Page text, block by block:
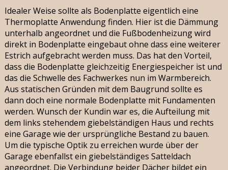
Idealer Weise sollte als Bodenplatte eigentlich eine
Thermoplatte Anwendung finden. Hier ist die Dämmung
unterhalb angeordnet und die Fußbodenheizung wird
direkt in Bodenplatte eingebaut ohne dass eine weiterer
Estrich aufgebracht werden muss. Das hat den Vorteil,
dass die Bodenplatte gleichzeitig Energiespeicher ist und
das die Schwelle des Fachwerkes nun im Warmbereich.
Aus statischen Gründen mit dem Baugrund sollte es
dann doch eine normale Bodenplatte mit Fundamenten
werden. Wunsch der Kundin war es, die Aufteilung mit
dem links stehendem giebelständigen Haus und rechts
eine Garage wie der ursprüngliche Bestand zu bauen.
Um die typische Optik zu erreichen wurde über der
Garage ebenfallst ein giebelständiges Satteldach
angeordnet. Die Verbindung beider Dächer bildet ein